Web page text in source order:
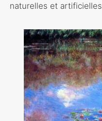
naturelles et artificielles